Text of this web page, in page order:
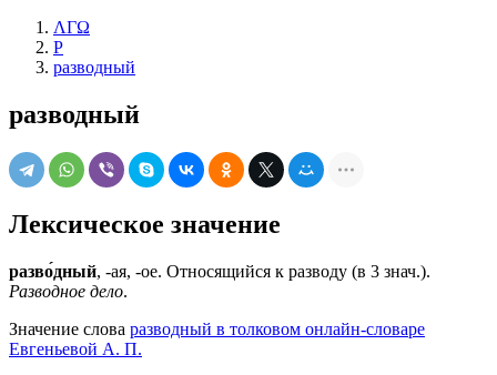
ΛΓΩ
Р
разводный
разводный
Лексическое значение
разво́дный, -ая, -ое. Относящийся к разводу (в 3 знач.).
Разводное дело.
Значение слова разводный в толковом онлайн-словаре
Евгеньевой А. П.